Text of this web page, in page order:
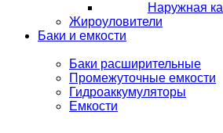
Наружная
Жироуловители
Баки и емкости
Баки расширительные
Промежуточные емкости
Гидроаккумуляторы
Емкости